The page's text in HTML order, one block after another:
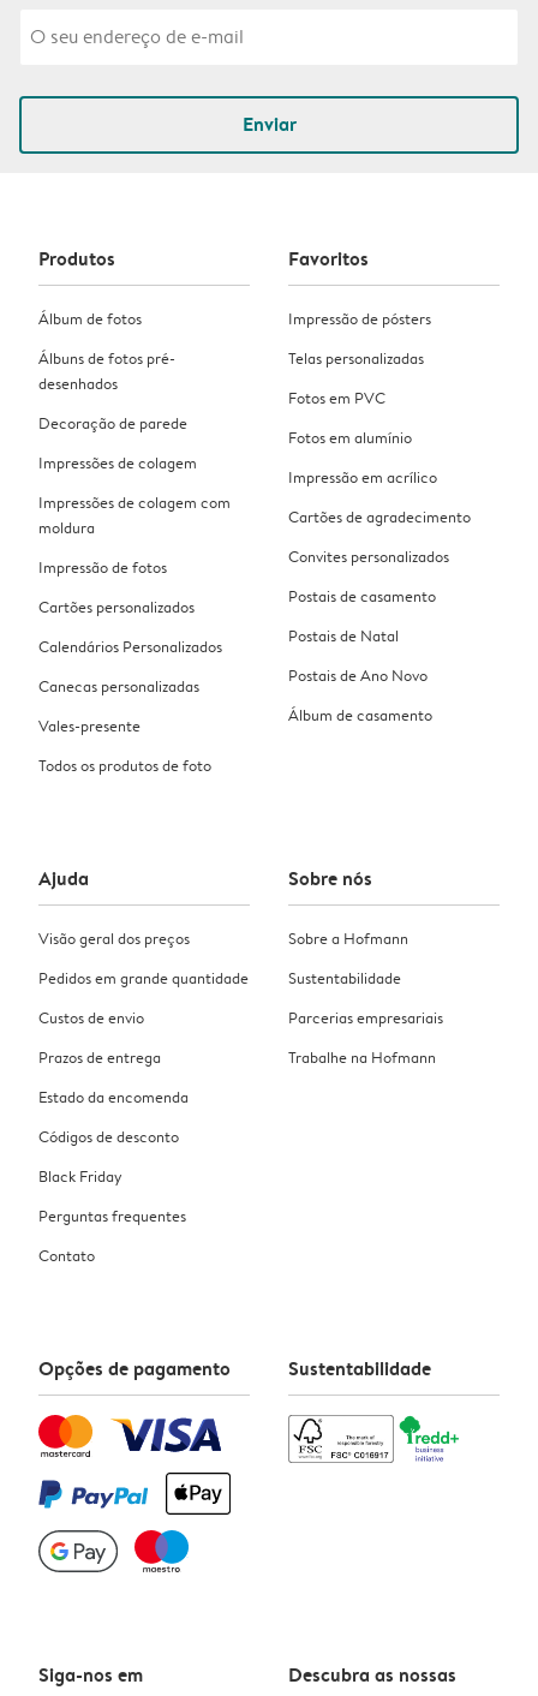
Enviar
Produtos
Álbum de fotos
Álbuns de fotos pré-
desenhados
Decoração de parede
Impressões de colagem
Impressões de colagem com
moldura
Impressão de fotos
Cartões personalizados
Calendários Personalizados
Canecas personalizadas
Vales-presente
Todos os produtos de foto
Favoritos
Impressão de pósters
Telas personalizadas
Fotos em PVC
Fotos em alumínio
Impressão em acrílico
Cartões de agradecimento
Convites personalizados
Postais de casamento
Postais de Natal
Postais de Ano Novo
Álbum de casamento
Ajuda
Visão geral dos preços
Pedidos em grande quantidade
Custos de envio
Prazos de entrega
Estado da encomenda
Códigos de desconto
Black Friday
Perguntas frequentes
Contato
Sobre nós
Sobre a Hofmann
Sustentabilidade
Parcerias empresariais
Trabalhe na Hofmann
Opções de pagamento Sustentabilidade
Siga-nos em
Descubra as nossas